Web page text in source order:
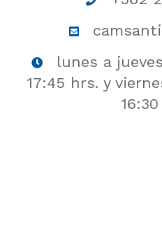
lunes a
17:45 hrs. y